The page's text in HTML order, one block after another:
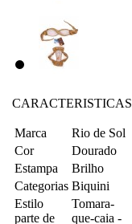
CARACTERISTICAS
Marca
Rio de Sol
Cor
Dourado
Estampa
Brilho
Categorias Biquini
Estilo
parte de
Tomara-
que-caia -